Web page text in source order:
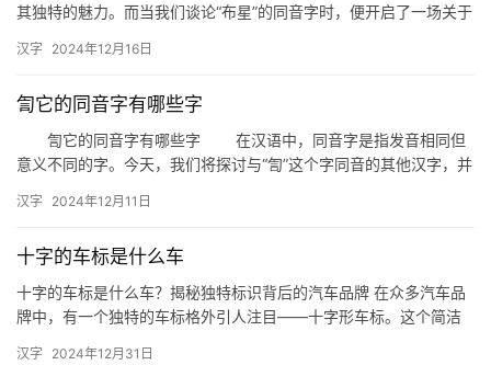
其独特的魅力。而当我们谈论“布星”的同音字时，便开启了一场关于
汉字 2024年12月16日
訇它的同音字有哪些字
訇它的同音字有哪些字 在汉语中，同音字是指发音相同但
意义不同的字。今天，我们将探讨与“訇”这个字同音的其他汉字，并
汉字 2024年12月11日
十字的车标是什么车
十字的车标是什么车？揭秘独特标识背后的汽车品牌 在众多汽车品
牌中，有一个独特的车标格外引人注目——十字形车标。这个简洁
汉字 2024年12月31日